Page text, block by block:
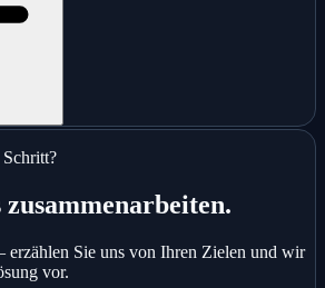
zusammenarbeiten.
Sie uns von Ihren Zielen und wir
vor.